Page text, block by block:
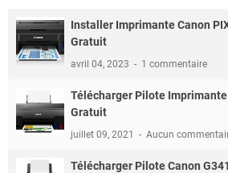
Installer Imprimante Canon
Gratuit
avril 04, 2023 1 commentaire
Télécharger Pilote Imprimante
Gratuit
juillet 09, 2021 Aucun
Télécharger Pilote Canon